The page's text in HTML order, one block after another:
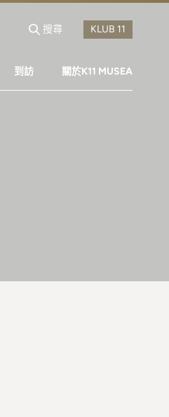
搜尋
到訪 關於K11 MUSEA